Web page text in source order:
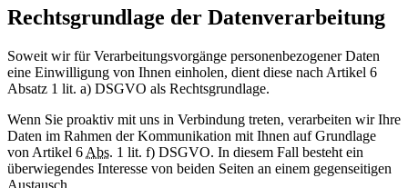
Rechtsgrundlage der Datenverarbeitung
Soweit wir für Verarbeitungsvorgänge personenbezogener Daten
eine Einwilligung von Ihnen einholen, dient diese nach Artikel 6
Absatz 1 lit. a) DSGVO als Rechtsgrundlage.
Wenn Sie proaktiv mit uns in Verbindung treten, verarbeiten wir Ihre
Daten im Rahmen der Kommunikation mit Ihnen auf Grundlage
von Artikel 6 Abs. 1 lit. f) DSGVO. In diesem Fall besteht ein
überwiegendes Interesse von beiden Seiten an einem gegenseitigen
Austausch.